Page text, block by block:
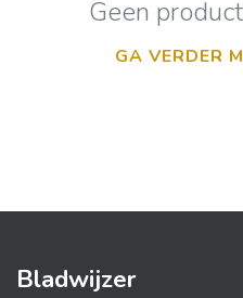
Geen
GA VERDER
Bladwijzer